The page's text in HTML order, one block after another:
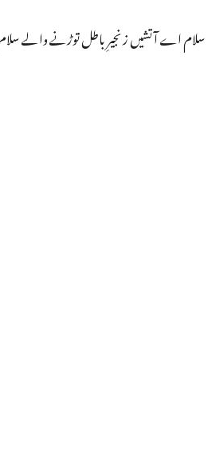
سلام اے آتشیں زنجیرِ باطل توڑنے